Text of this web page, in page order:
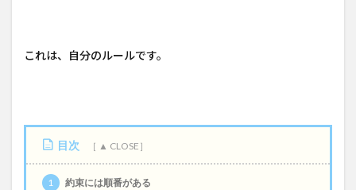
これは、自分のルールです。
目次
1 約束には順番がある